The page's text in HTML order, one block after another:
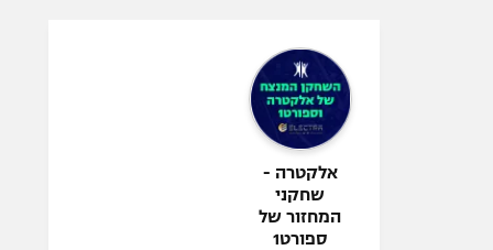
אלקטרה -
שחקני
המחזור של
ספורט1